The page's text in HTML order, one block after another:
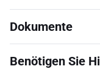
Dokumente
Benötigen Sie